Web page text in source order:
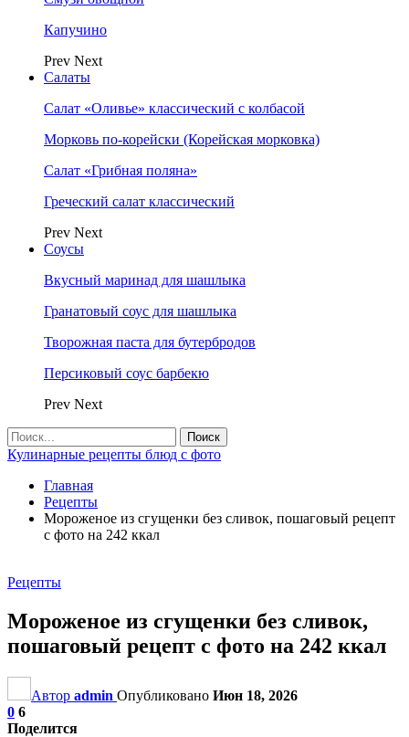
Капучино
Prev Next
Салаты
Салат «Оливье» классический с колбасой
Морковь по-корейски (Корейская морковка)
Салат «Грибная поляна»
Греческий салат классический
Prev Next
Соусы
Вкусный маринад для шашлыка
Гранатовый соус для шашлыка
Творожная паста для бутербродов
Персиковый соус барбекю
Prev Next
Кулинарные рецепты блюд с фото
Главная
Рецепты
Мороженое из сгущенки без сливок, пошаговый рецепт
с фото на 242 ккал
Рецепты
Мороженое из сгущенки без сливок,
пошаговый рецепт с фото на 242 ккал
Автор admin Опубликовано Июн 18, 2026
0 6
Поделится